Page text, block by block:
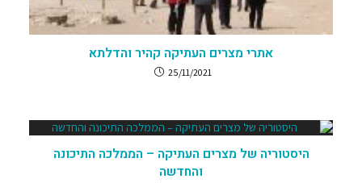
אתרי מצרים העתיקה קהיר והדלתא
25/11/2021
היסטוריה של מצרים העתיקה – הממלכה התיכונה
והחדשה